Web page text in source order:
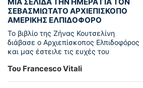
ΣΕΒΑΣΜΙΩΤΑΤΟ ΑΡΧΙΕΠΙΣΚΟΠΟ
ΑΜΕΡΙΚΗΣ ΕΛΠΙΔΟΦΟΡΟ
Το βιβλίο της Ζήνας Κουτσελίνη
διάβασε ο Αρχιεπίσκοπος Ελπιδοφόρος
και μας έστειλε τις ευχές του
Του Francesco Vitali